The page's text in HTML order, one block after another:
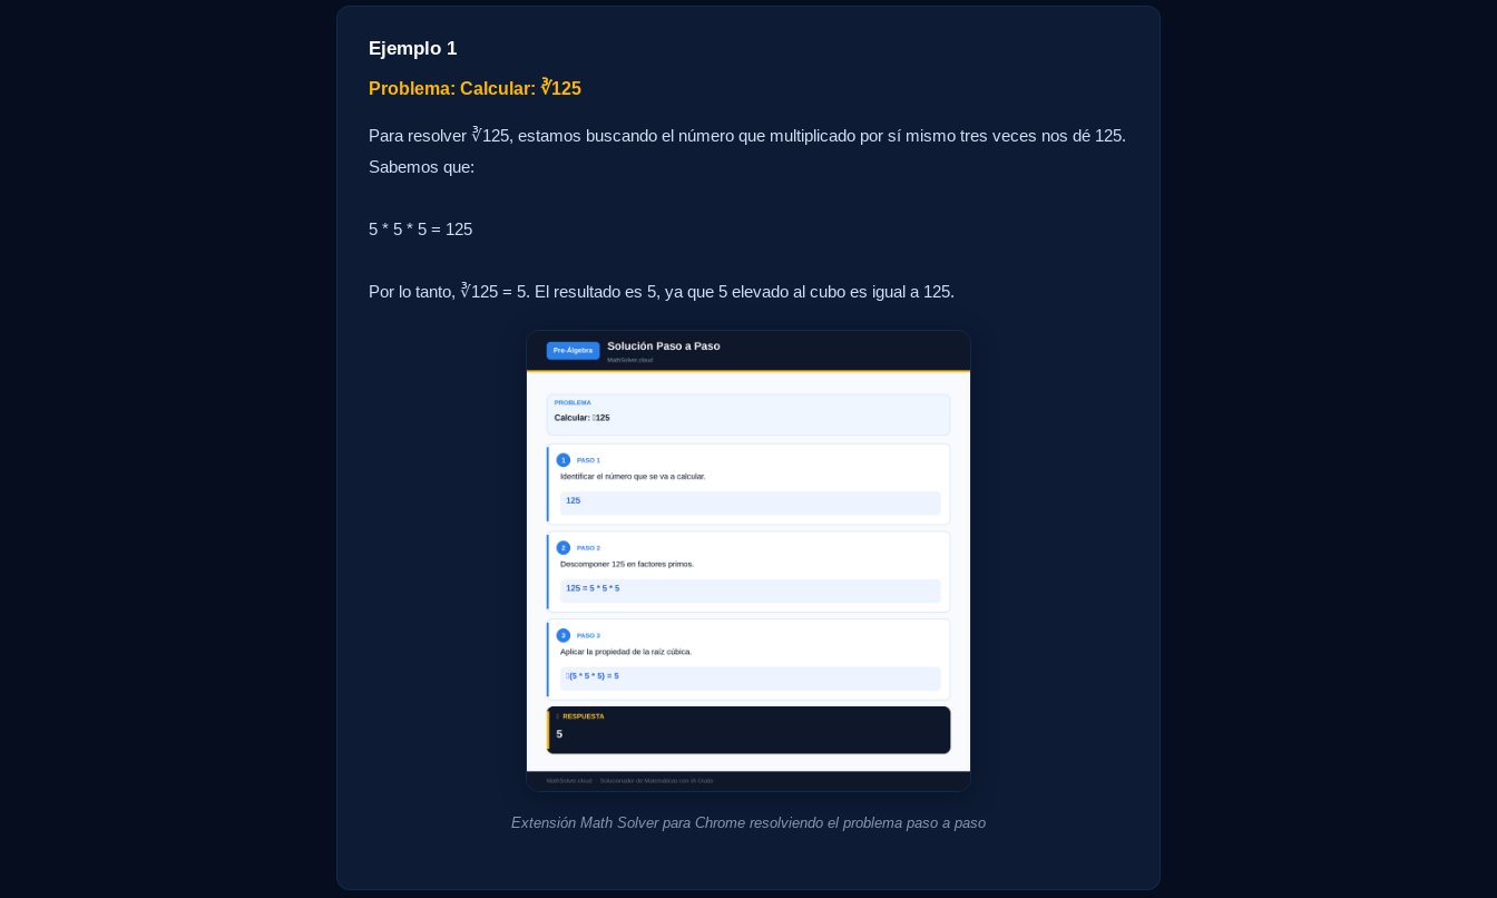
Ejemplo 1
Problema: Calcular: ∛125
Para resolver ∛125, estamos buscando el número que multiplicado por sí mismo tres veces nos dé 125.
Sabemos que:
5 * 5 * 5 = 125
Por lo tanto, ∛125 = 5. El resultado es 5, ya que 5 elevado al cubo es igual a 125.
Extensión Math Solver para Chrome resolviendo el problema paso a paso